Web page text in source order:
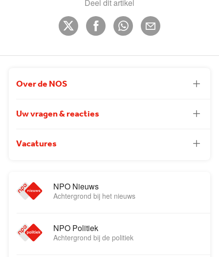
Deel dit artikel
Over de NOS
Uw vragen & reacties
Vacatures
NPO Nieuws
Achtergrond bij het nieuws
NPO Politiek
Achtergrond bij de politiek